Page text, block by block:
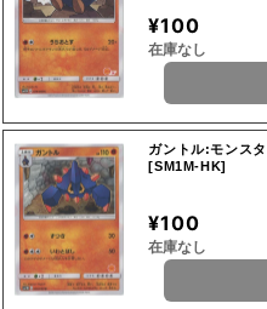
¥100
在庫なし
ガントル:モンス
[SM1M-HK]
¥100
在庫なし